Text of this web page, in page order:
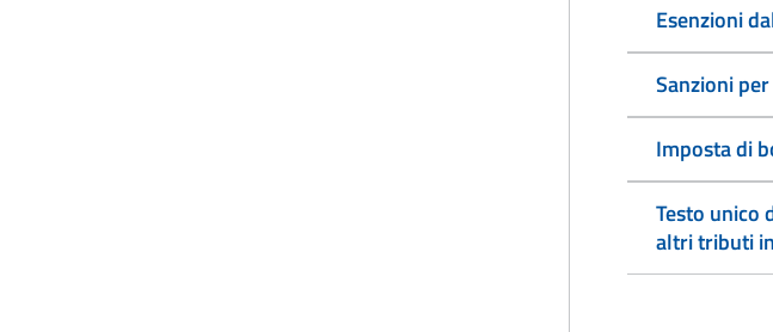
Esenzioni
Sanzioni
Imposta di
Testo unico
altri tributi